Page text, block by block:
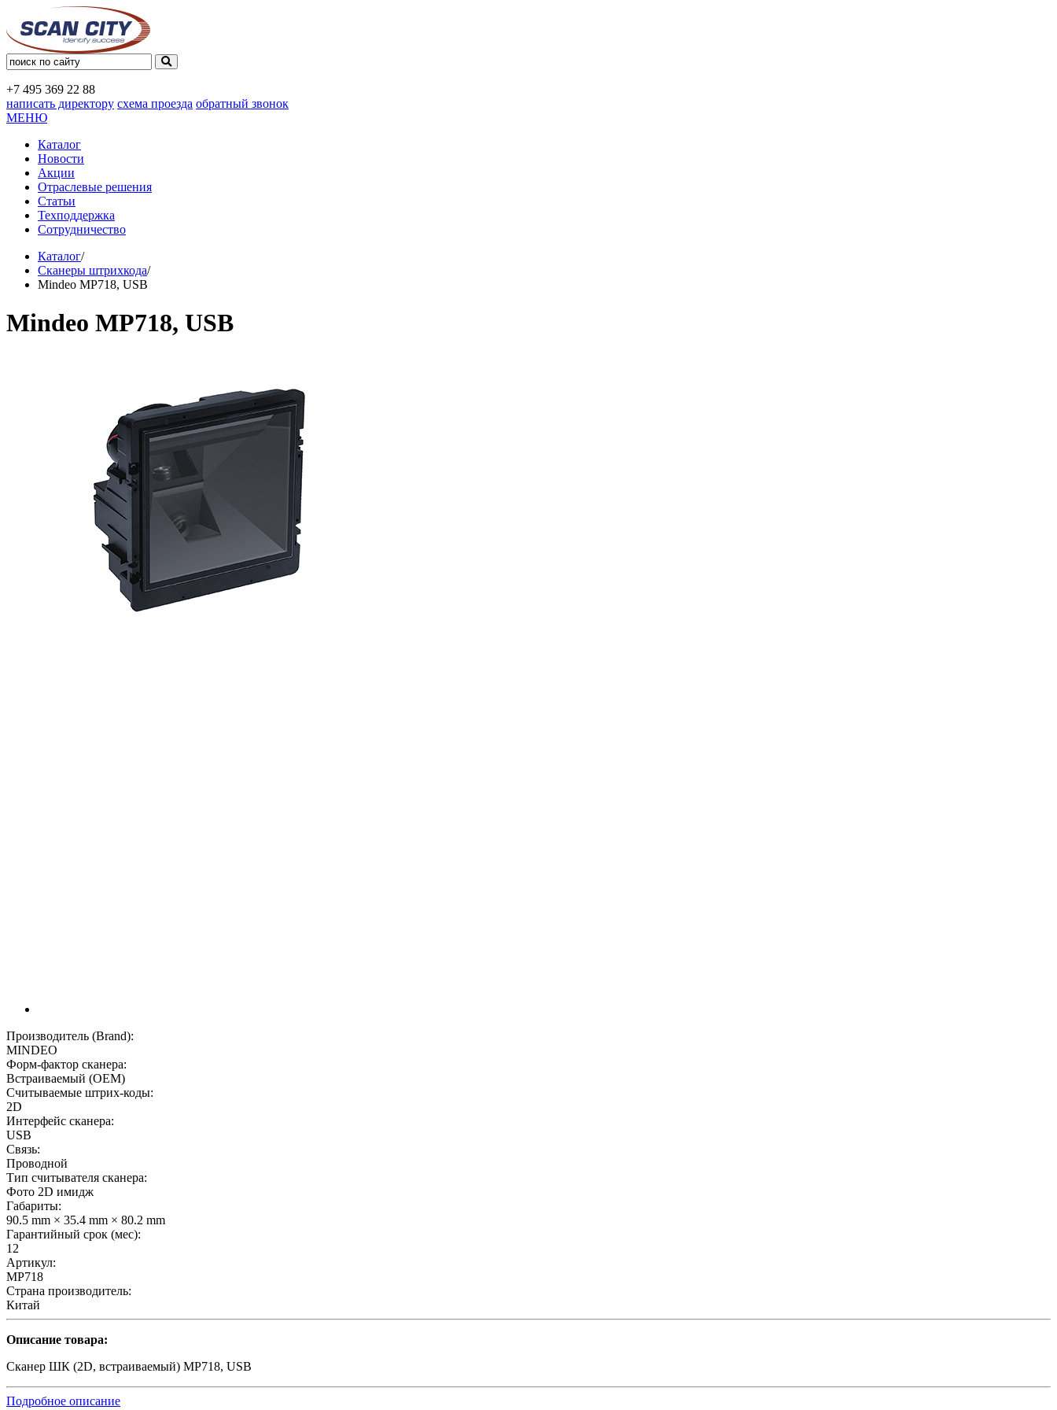
+7 495 369 22 88
написать директору схема проезда обратный звонок
МЕНЮ
Каталог
Новости
Акции
Отраслевые решения
Статьи
Техподдержка
Сотрудничество
Каталог/
Сканеры штрихкода/
Mindeo MP718, USB
Mindeo MP718, USB
Производитель (Brand):
MINDEO
Форм-фактор сканера:
Встраиваемый (OEM)
Считываемые штрих-коды:
2D
Интерфейс сканера:
USB
Связь:
Проводной
Тип считывателя сканера:
Фото 2D имидж
Габариты:
90.5 mm × 35.4 mm × 80.2 mm
Гарантийный срок (мес):
12
Артикул:
MP718
Страна производитель:
Китай
Описание товара:
Сканер ШК (2D, встраиваемый) MP718, USB
Подробное описание